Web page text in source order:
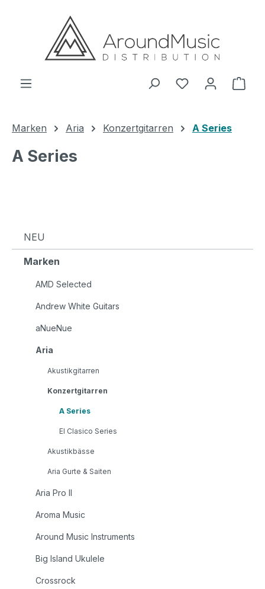
Zum Hauptinhalt springen
Marken Aria Konzertgitarren A Series
A Series
NEU
Marken
AMD Selected
Andrew White Guitars
aNueNue
Aria
Akustikgitarren
Konzertgitarren
A Series
El Clasico Series
Akustikbässe
Aria Gurte & Saiten
Aria Pro II
Aroma Music
Around Music Instruments
Big Island Ukulele
Crossrock